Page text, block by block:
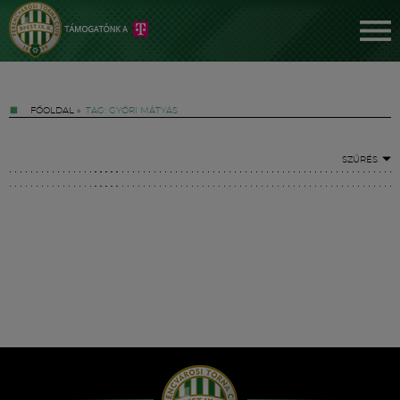
FŐOLDAL » TAG: GYŐRI MÁTYÁS
SZŰRÉS
Hírek